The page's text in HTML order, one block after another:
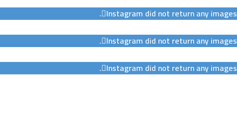
Instagram did not return any images.
Instagram did not return any images.
Instagram did not return any images.